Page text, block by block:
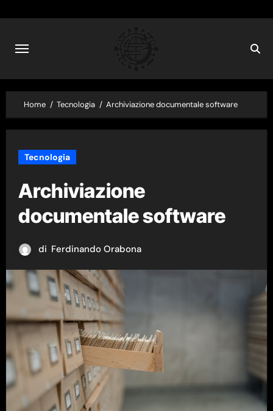
content
Home Tecnologia Archiviazione documentale software
Tecnologia
Archiviazione
documentale software
di Ferdinando Orabona